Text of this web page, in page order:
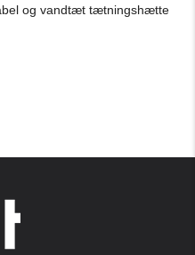
og vandtæt tætningshætte